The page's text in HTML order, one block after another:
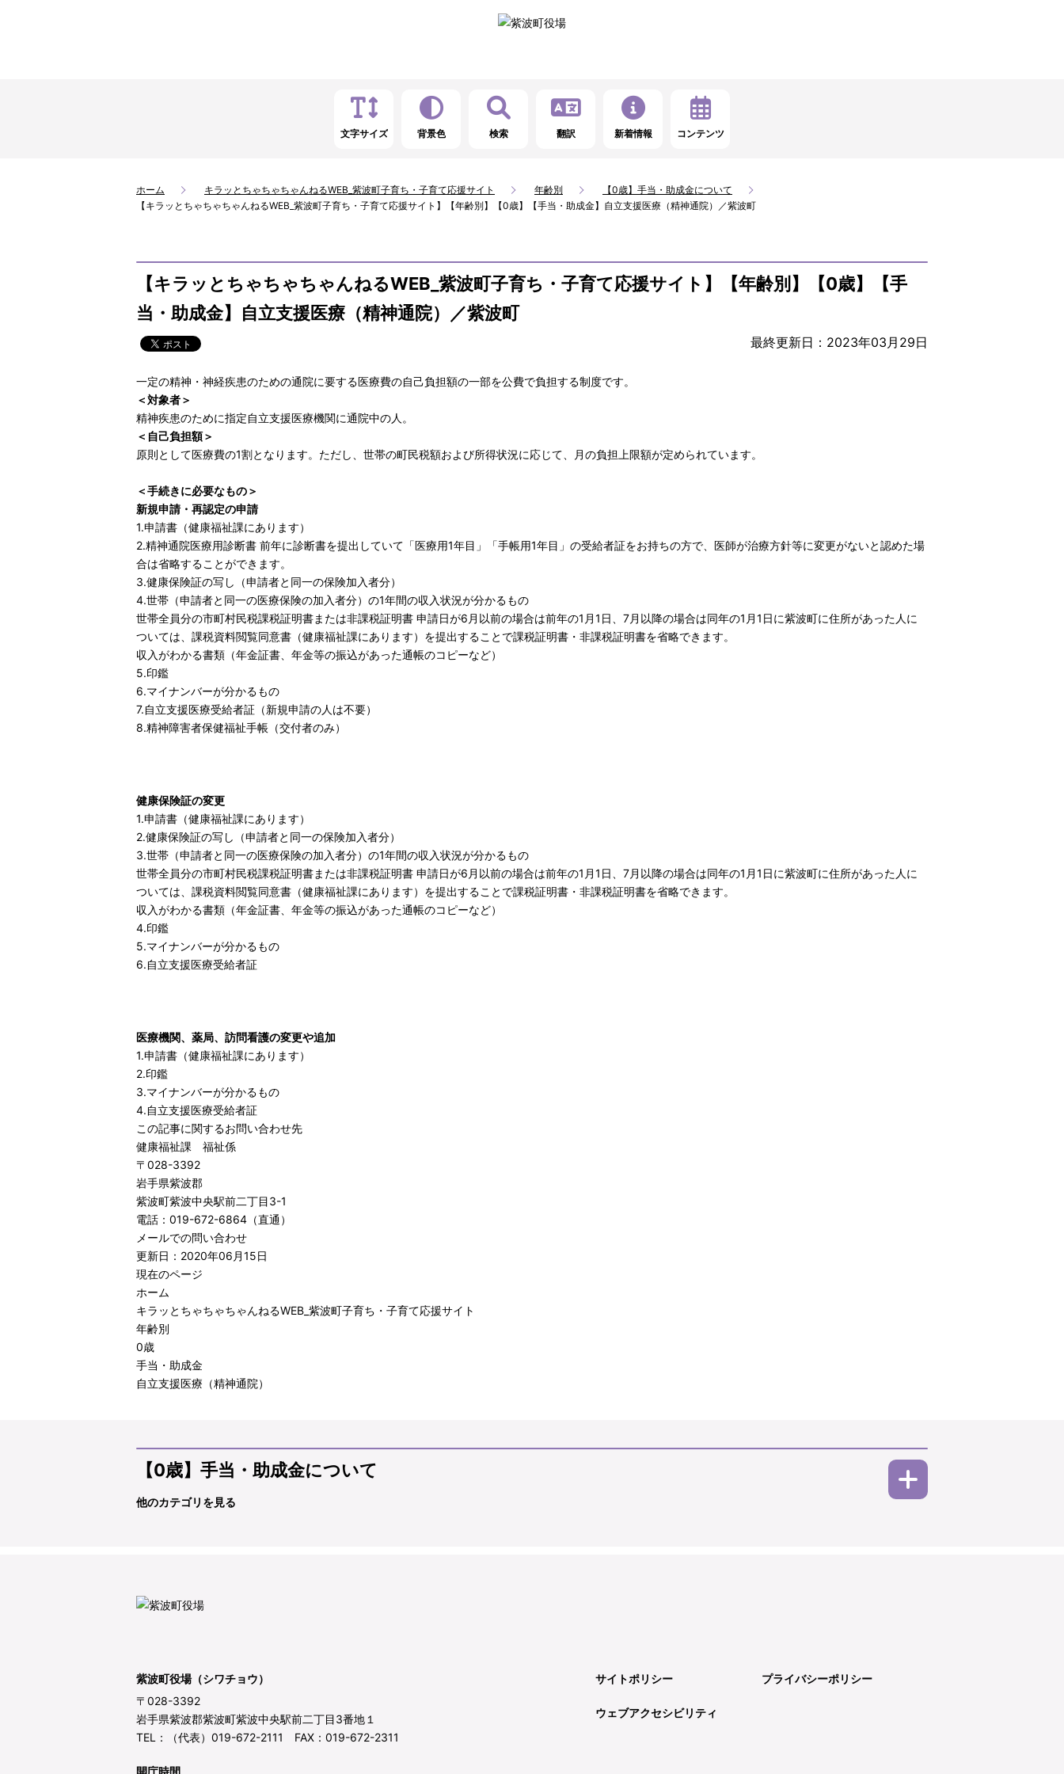
文字サイズ 背景色 検索 翻訳 新着情報 コンテンツ
ホーム キラッとちゃちゃちゃんねるWEB_紫波町子育ち・子育て応援サイト 年齢別
【0歳】手当・助成金について
【キラッとちゃちゃちゃんねるWEB_紫波町子育ち・子育て応援サイト】【年齢別】【0歳】【手当・助成金】自立支援医療（精神通院）／紫波町
【キラッとちゃちゃちゃんねるWEB_紫波町子育ち・子育て応援サイト】【年齢別】【0歳】【手
当・助成金】自立支援医療（精神通院）／紫波町
最終更新日：2023年03月29日
一定の精神・神経疾患のための通院に要する医療費の自己負担額の一部を公費で負担する制度です。
＜対象者＞
精神疾患のために指定自立支援医療機関に通院中の人。
＜自己負担額＞
原則として医療費の1割となります。ただし、世帯の町民税額および所得状況に応じて、月の負担上限額が定められています。
＜手続きに必要なもの＞
新規申請・再認定の申請
1.申請書（健康福祉課にあります）
2.精神通院医療用診断書 前年に診断書を提出していて「医療用1年目」「手帳用1年目」の受給者証をお持ちの方で、医師が治療方針等に変更がないと認めた場
合は省略することができます。
3.健康保険証の写し（申請者と同一の保険加入者分）
4.世帯（申請者と同一の医療保険の加入者分）の1年間の収入状況が分かるもの
世帯全員分の市町村民税課税証明書または非課税証明書 申請日が6月以前の場合は前年の1月1日、7月以降の場合は同年の1月1日に紫波町に住所があった人に
ついては、課税資料閲覧同意書（健康福祉課にあります）を提出することで課税証明書・非課税証明書を省略できます。
収入がわかる書類（年金証書、年金等の振込があった通帳のコピーなど）
5.印鑑
6.マイナンバーが分かるもの
7.自立支援医療受給者証（新規申請の人は不要）
8.精神障害者保健福祉手帳（交付者のみ）
健康保険証の変更
1.申請書（健康福祉課にあります）
2.健康保険証の写し（申請者と同一の保険加入者分）
3.世帯（申請者と同一の医療保険の加入者分）の1年間の収入状況が分かるもの
世帯全員分の市町村民税課税証明書または非課税証明書 申請日が6月以前の場合は前年の1月1日、7月以降の場合は同年の1月1日に紫波町に住所があった人に
ついては、課税資料閲覧同意書（健康福祉課にあります）を提出することで課税証明書・非課税証明書を省略できます。
収入がわかる書類（年金証書、年金等の振込があった通帳のコピーなど）
4.印鑑
5.マイナンバーが分かるもの
6.自立支援医療受給者証
医療機関、薬局、訪問看護の変更や追加
1.申請書（健康福祉課にあります）
2.印鑑
3.マイナンバーが分かるもの
4.自立支援医療受給者証
この記事に関するお問い合わせ先
健康福祉課 福祉係
〒028-3392
岩手県紫波郡
紫波町紫波中央駅前二丁目3-1
電話：019-672-6864（直通）
メールでの問い合わせ
更新日：2020年06月15日
現在のページ
ホーム
キラッとちゃちゃちゃんねるWEB_紫波町子育ち・子育て応援サイト
年齢別
0歳
手当・助成金
自立支援医療（精神通院）
【0歳】手当・助成金について
他のカテゴリを見る
紫波町役場（シワチョウ）
〒028-3392
岩手県紫波郡紫波町紫波中央駅前二丁目3番地１
TEL：（代表）019-672-2111 FAX：019-672-2311
開庁時間
サイトポリシー プライバシーポリシー
ウェブアクセシビリティ